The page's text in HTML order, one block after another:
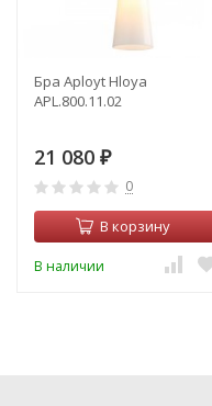
Бра Aployt Hloya
APL.800.11.02
21 080 ₽
0
В корзину
В наличии